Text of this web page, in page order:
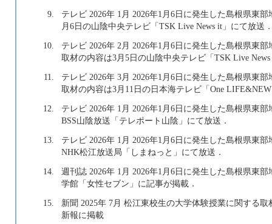
9.
テレビ 2026年 1月 2026年1月6日に発生した島根県東
月6日の山陰中央テレビ「TSK Live News it」にて放送
10.
テレビ 2026年 2月 2026年1月6日に発生した島根県東
取材の内容は3月5日の山陰中央テレビ「TSK Live
11.
テレビ 2026年 3月 2026年1月6日に発生した島根県東
取材の内容は3月11日の日本海テレビ「One
12.
テレビ 2026年 1月 2026年1月6日に発生した島根県東
BSS山陰放送「テレポート山陰」にて放送．
13.
テレビ 2026年 1月 2026年1月6日に発生した島根県東
NHK松江放送局「しまねっと」にて放送．
14.
週刊誌 2026年 1月 2026年1月6日に発生した島根県東
学館「女性セブン」に記事が掲載．
15.
新聞 2025年 7月 松江東校生の大学体験授業に関する
新報に掲載